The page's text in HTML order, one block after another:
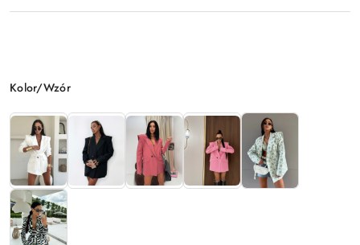
Wariant
Kolor/Wzór